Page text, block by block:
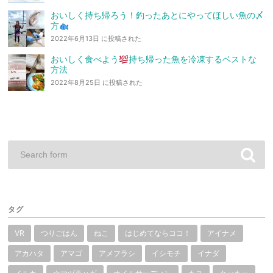
おいしく持ち帰ろう！釣ったあとにやってほしい魚の〆
方
2022年6月13日 に投稿された
おいしく食べよう
持ち帰った魚を冷凍するベストな
方法
2022年8月25日 に投稿された
タグ
VR つりごはん ねこ はじめてならココ！ アイナメ
アカハタ アマゴ アメフラシ イシモチ イナダ